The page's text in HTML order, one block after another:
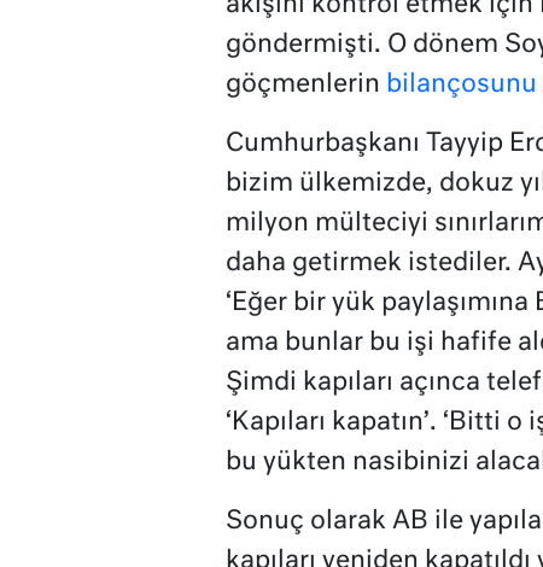
akışını kontrol etmek
göndermişti. O dönem
göçmenlerin bilançosunu
Cumhurbaşkanı Tayyip
bizim ülkemizde, dokuz
milyon mülteciyi
daha getirmek istediler.
‘Eğer bir yük paylaşımına
ama bunlar bu işi hafife
Şimdi kapıları açınca
‘Kapıları kapatın’. ‘Bitti
bu yükten nasibinizi
Sonuç olarak AB ile
kapıları yeniden